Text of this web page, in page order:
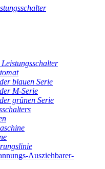
blauen Serie
M-Serie
grünen Serie